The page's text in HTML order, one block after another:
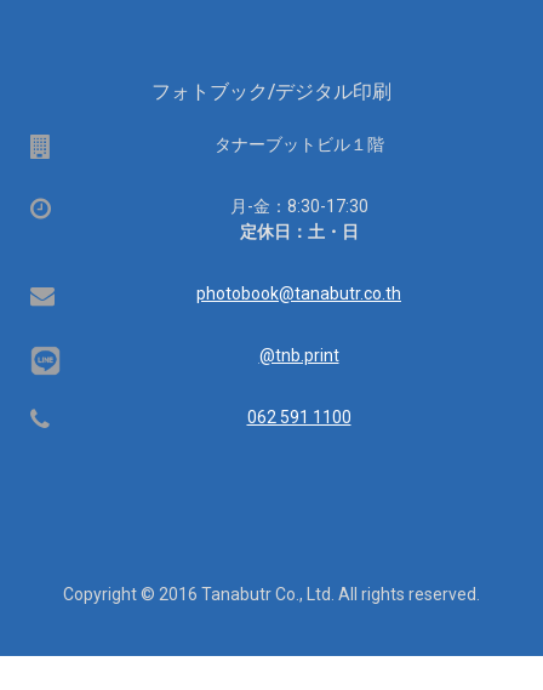
フォトブック/デジタル印刷
タナーブットビル１階
営
月-金：8:30-17:30
定休日：土・日
Email photobook@tanabutr.co.th
@tnb.print
Telephone 062 591 1100
Copyright © 2016 Tanabutr Co., Ltd. All rights reserved.